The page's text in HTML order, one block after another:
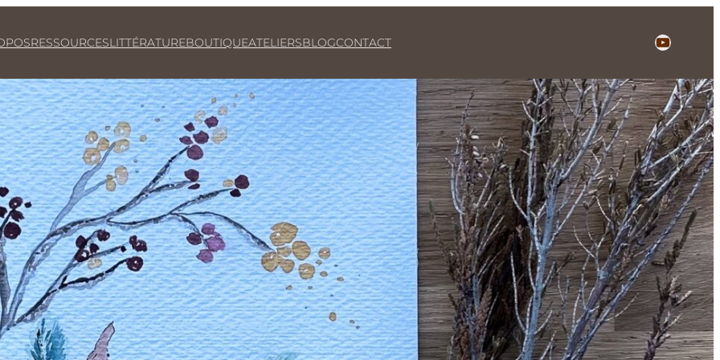
RESSOURCESLITTÉRATUREBOUTIQUEATELIERSBLOGCONTACT YouTube